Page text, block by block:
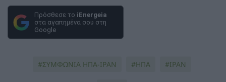
Πρόσθεσε το iEnergeia
στα αγαπημένα σου στη
Google
ΣΥΜΦΩΝΙΑ ΗΠΑ-ΙΡΑΝ ΗΠΑ ΙΡΑΝ